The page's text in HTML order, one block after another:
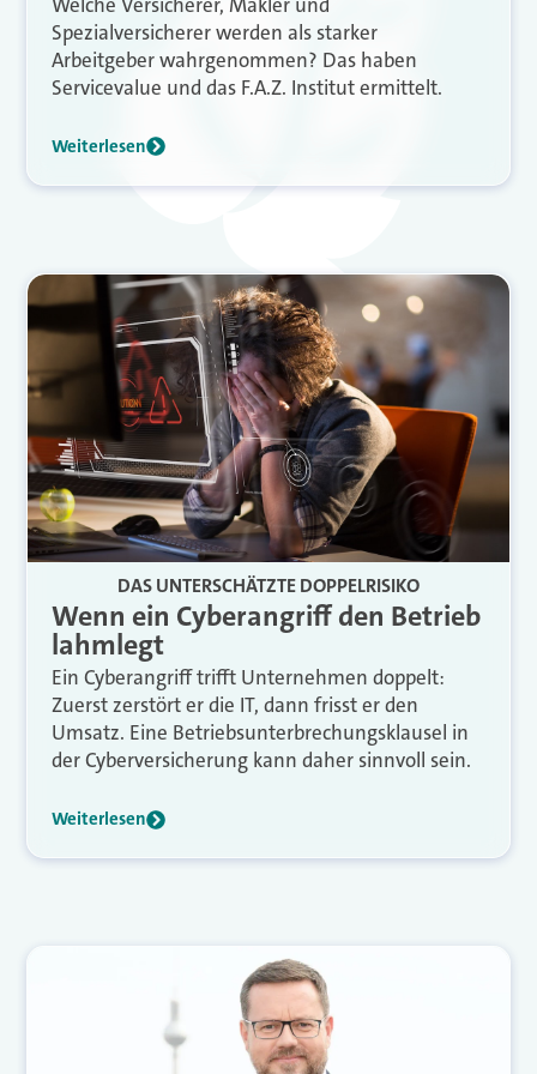
Spezialversicherer werden als starker
Arbeitgeber wahrgenommen? Das haben
Servicevalue und das F.A.Z. Institut ermittelt.
Weiterlesen
DAS UNTERSCHÄTZTE DOPPELRISIKO
Wenn ein Cyberangriff den Betrieb
lahmlegt
Ein Cyberangriff trifft Unternehmen doppelt:
Zuerst zerstört er die IT, dann frisst er den
Umsatz. Eine Betriebsunterbrechungsklausel in
der Cyberversicherung kann daher sinnvoll sein.
Weiterlesen